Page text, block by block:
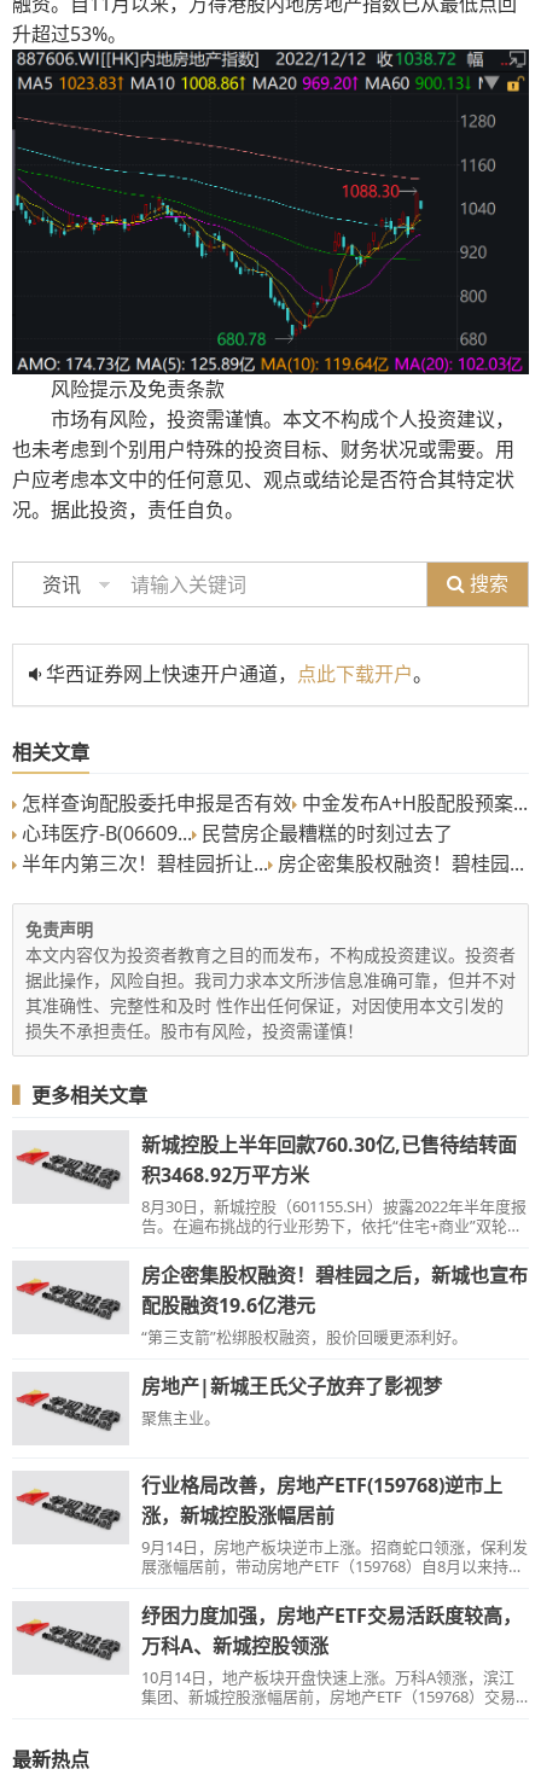
升超过53%。
风险提示及免责条款
市场有风险，投资需谨慎。本文不构成个人投资建议，
也未考虑到个别用户特殊的投资目标、财务状况或需要。用
户应考虑本文中的任何意见、观点或结论是否符合其特定状
况。据此投资，责任自负。
资讯 搜索
华西证券网上快速开户通道， 点此下载开户。
相关文章
怎样查询配股委托申报是否有效 中金发布A+H股配股预案...
心玮医疗-B(06609... 民营房企最糟糕的时刻过去了
半年内第三次！碧桂园折让... 房企密集股权融资！碧桂园...
免责声明
本文内容仅为投资者教育之目的而发布，不构成投资建议。投资者
据此操作，风险自担。我司力求本文所涉信息准确可靠，但并不对
其准确性、完整性和及时 性作出任何保证，对因使用本文引发的
损失不承担责任。股市有风险，投资需谨慎！
更多相关文章
新城控股上半年回款760.30亿,已售待结转面
积3468.92万平方米
8月30日，新城控股（601155.SH）披露2022年半年度报
告。在遍布挑战的行业形势下，依托“住宅+商业”双轮驱
房企密集股权融资！碧桂园之后，新城也宣布
配股融资19.6亿港元
“第三支箭”松绑股权融资，股价回暖更添利好。
房地产|新城王氏父子放弃了影视梦
聚焦主业。
行业格局改善，房地产ETF(159768)逆市上
涨，新城控股涨幅居前
9月14日，房地产板块逆市上涨。招商蛇口领涨，保利发
展涨幅居前，带动房地产ETF（159768）自8月以来持续
纾困力度加强，房地产ETF交易活跃度较高，
万科A、新城控股领涨
10月14日，地产板块开盘快速上涨。万科A领涨，滨江
集团、新城控股涨幅居前，房地产ETF（159768）交易
最新热点